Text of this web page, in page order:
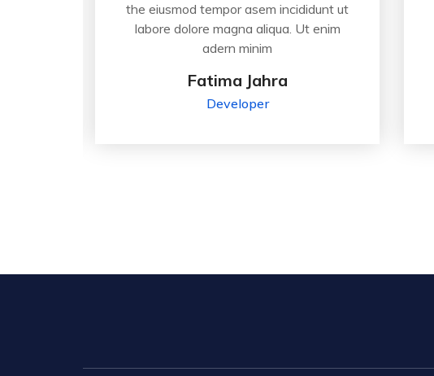
the eiusmod tempor asem incididunt ut
labore dolore magna aliqua. Ut enim
adern minim
Fatima Jahra
Developer